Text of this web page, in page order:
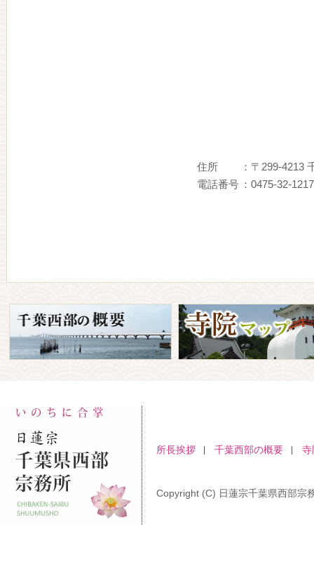
住所
：〒299-4213
電話番号 ：0475-32-
所長挨拶 千葉西部の概要 寺
Copyright (C) 日蓮宗千葉県西部宗